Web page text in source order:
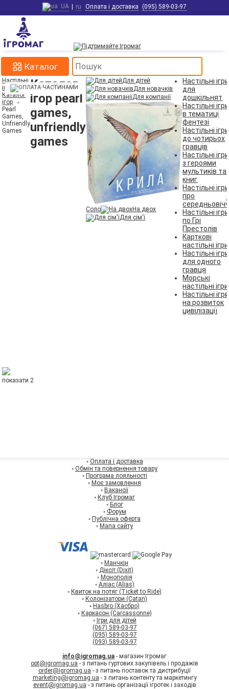
UA | ru Оплата і доставка (095) 589-03-97
Каталог
Настільні
ігри
Каталог
ігор
Pearl
Games,
Unfriendly
Games
Каталог
ігор pearl
games,
unfriendly
games
Для дітей
Для новачків
Для компанії
Соло
На двох
Для сім'ї
Настільні ігри
для
дошкільнят
Настільні ігри
в тематиці
фентезі
Настільні ігри
до чотирьох
гравців
Настільні ігри
з героями
мультиків та
книг
Настільні ігри
про
Настільні ігри
по Грі
Престолів
Карткові
настільні ігри
Настільні ігри
для одного
гравця
Морські
настільні ігри
Настільні ігри
на розвиток
цивілізації
показати 2
◦ Оплата і доставка
◦ Обмін та повернення товару
◦ Програма лояльності
◦ Моє замовлення
◦ Вакансії
◦ Клуб Ігромаг
◦ Блог
◦ Форум
◦ Публічна оферта
◦ Мапа сайту
◦ Манчкін
◦ Діксіт (Dixit)
◦ Монополія
◦ Аліас (Alias)
◦ Квиток на потяг (Ticket to Ride)
◦ Колонізатори (Catan)
◦ Hasbro (Хасбро)
◦ Каркасон (Carcassonne)
◦ Ігри для дітей
(067) 589-03-97
(095) 589-03-97
(093) 589-03-97
info@igromag.ua - магазин Ігромаг
opt@igromag.ua - з питань гуртових закупівель і продажів
order@igromag.ua - з питань поставок та дистрибуції
marketing@igromag.ua - з питань контенту та маркетингу
event@igromag.ua - з питань організації ігротек і заходів